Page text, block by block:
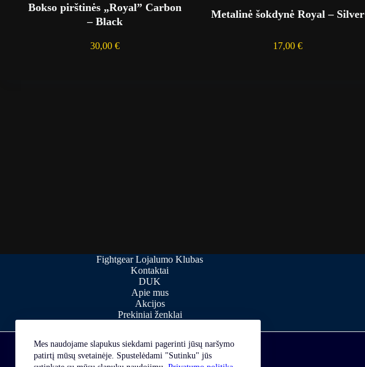
Mes naudojame slapukus siekdami pagerinti jūsų naršymo
patirtį mūsų svetainėje. Spustelėdami "Sutinku" jūs
Bokso pirštinės „Royal” Carbon
– Black
30,00€
Metalinė šokdynė Royal – Silver
17,00€
Fightgear Lojalumo Klubas
Kontaktai
DUK
Apie mus
Akcijos
Prekiniai ženklai